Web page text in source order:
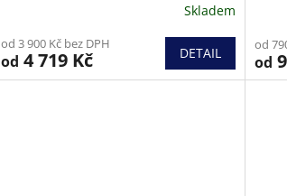
Skladem
od 3 900 Kč bez DPH
od 4 719 Kč DETAIL
od
od